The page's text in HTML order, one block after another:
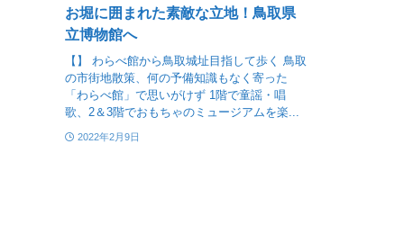
お堀に囲まれた素敵な立地！鳥取県
立博物館へ
【】 わらべ館から鳥取城址目指して歩く 鳥取
の市街地散策、何の予備知識もなく寄った
「わらべ館」で思いがけず 1階で童謡・唱
歌、2＆3階でおもちゃのミュージアムを楽...
2022年2月9日